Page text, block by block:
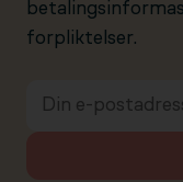
forpliktelser.